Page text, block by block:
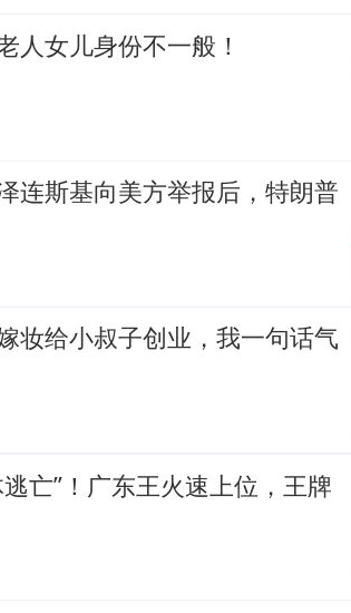
人女儿身份不一般！
连斯基向美方举报后，特朗普
妆给小叔子创业，我一句话气
亡”！广东王火速上位，王牌